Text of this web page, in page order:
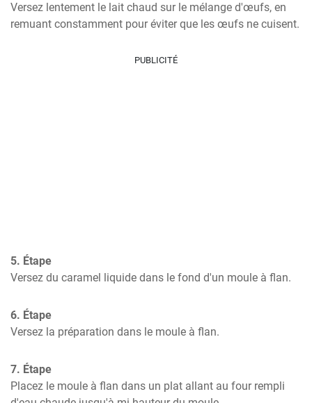
Versez lentement le lait chaud sur le mélange d'œufs, en
remuant constamment pour éviter que les œufs ne cuisent.
PUBLICITÉ
5. Étape
Versez du caramel liquide dans le fond d'un moule à flan.
6. Étape
Versez la préparation dans le moule à flan.
7. Étape
Placez le moule à flan dans un plat allant au four rempli